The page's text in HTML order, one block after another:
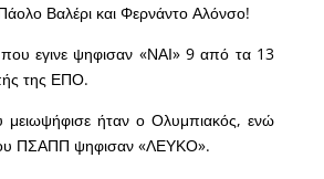
Βαλέρι και Φερνάντο Αλόνσο!
εγινε ψηφισαν «ΝΑΙ» 9 από τα 13
της ΕΠΟ.
ήταν ο Ολυμπιακός, ενώ
ΠΣΑΠΠ ψηφισαν «ΛΕΥΚΟ».